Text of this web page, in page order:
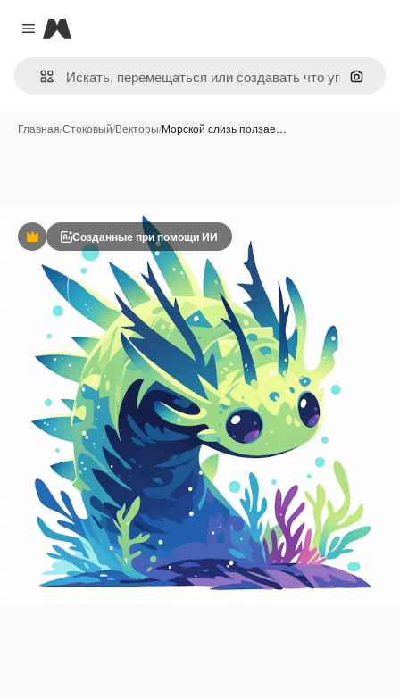
Close menu
Magnific
Поиск
Главная/Стоковый/Векторы/Морской слизь ползае…
ПремиумСозданные при помощи ИИ